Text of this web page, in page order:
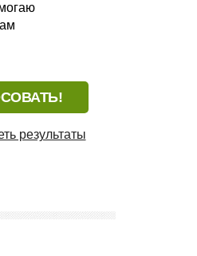
результаты